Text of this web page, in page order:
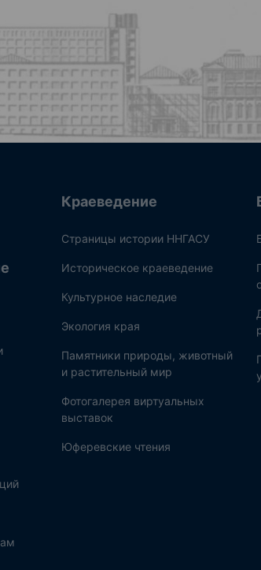
Краеведение
Страницы истории ННГАСУ
Историческое краеведение
Культурное наследие
Экология края
Памятники природы, животный
и растительный мир
Фотогалерея виртуальных
выставок
Юферевские чтения